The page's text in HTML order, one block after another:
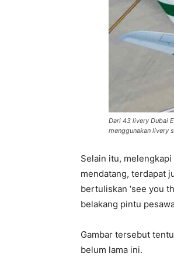
Dari 43 livery Dubai
menggunakan livery
Selain itu,
mendatang, terdapat
bertuliskan ‘see you
belakang pintu
Gambar tersebut
belum lama ini.